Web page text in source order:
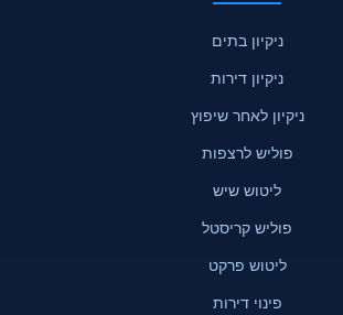
ניקיון בתים
ניקיון דירות
ניקיון לאחר שיפוץ
פוליש לרצפות
ליטוש שיש
פוליש קריסטל
ליטוש פרקט
פינוי דירות